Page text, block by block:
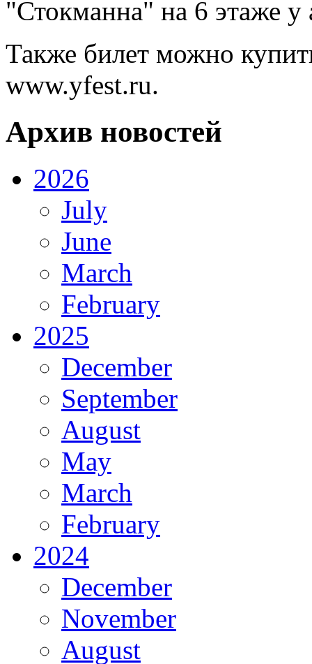
"Стокманна" на 6 этаже у
Также билет можно
www.yfest.ru.
Архив новостей
2026
July
June
March
February
2025
December
September
August
May
March
February
2024
December
November
August